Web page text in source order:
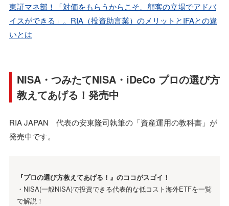
東証マネ部！「対価をもらうからこそ、顧客の立場でアドバ
イスができる」。RIA（投資助言業）のメリットとIFAとの違
いとは
NISA・つみたてNISA・iDeCo プロの選び方
教えてあげる！発売中
RIA JAPAN 代表の安東隆司執筆の「資産運用の教科書」が
発売中です。
『プロの選び方教えてあげる！』のココがスゴイ！
・NISA(一般NISA)で投資できる代表的な低コスト海外ETFを一覧
で解説！